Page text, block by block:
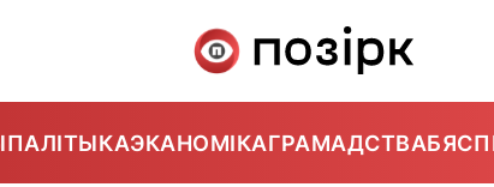
ПАЛІТЫКАЭКАНОМІКАГРАМАДСТВА